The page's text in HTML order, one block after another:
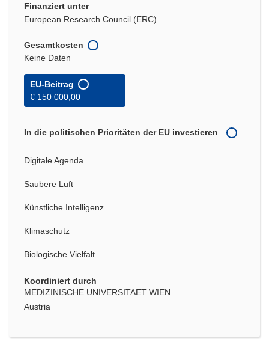
Finanziert unter
European Research Council (ERC)
Gesamtkosten
Keine Daten
EU-Beitrag
€ 150 000,00
In die politischen Prioritäten der EU investieren
Digitale Agenda
Saubere Luft
Künstliche Intelligenz
Klimaschutz
Biologische Vielfalt
Koordiniert durch
MEDIZINISCHE UNIVERSITAET WIEN
Austria